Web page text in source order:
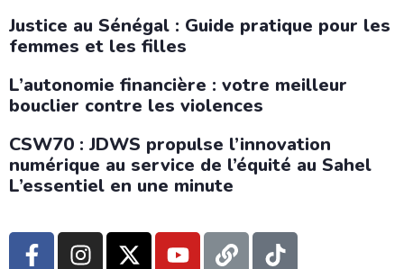
Justice au Sénégal : Guide pratique pour les
femmes et les filles
L’autonomie financière : votre meilleur
bouclier contre les violences
CSW70 : JDWS propulse l’innovation
numérique au service de l’équité au Sahel
L’essentiel en une minute